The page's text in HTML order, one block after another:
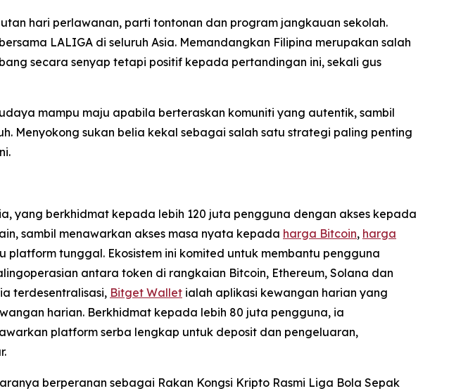
hari perlawanan, parti tontonan dan program jangkauan sekolah.
LALIGA di seluruh Asia. Memandangkan Filipina merupakan salah
secara senyap tetapi positif kepada pertandingan ini, sekali gus
mampu maju apabila berteraskan komuniti yang autentik, sambil
Menyokong sukan belia kekal sebagai salah satu strategi paling penting
yang berkhidmat kepada lebih 120 juta pengguna dengan akses kepada
sambil menawarkan akses masa nyata kepada harga Bitcoin, harga
tunggal. Ekosistem ini komited untuk membantu pengguna
antara token di rangkaian Bitcoin, Ethereum, Solana dan
terdesentralisasi, Bitget Wallet ialah aplikasi kewangan harian yang
harian. Berkhidmat kepada lebih 80 juta pengguna, ia
platform serba lengkap untuk deposit dan pengeluaran,
berperanan sebagai Rakan Kongsi Kripto Rasmi Liga Bola Sepak